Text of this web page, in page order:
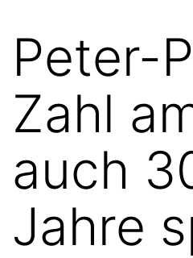
Peter-
Zahl
auch
Jahre